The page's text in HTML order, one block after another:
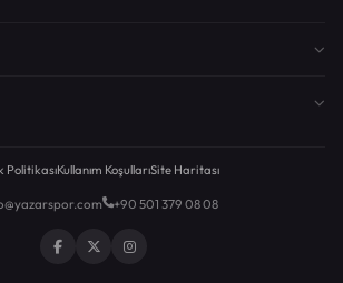
PolitikasıKullanım KoşullarıSite Haritası
+90 501 379 08 08